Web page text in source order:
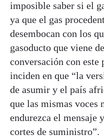
imposible saber si el
ya que el gas
desembocan con los
gasoducto que viene
conversación con este
inciden en que “la
de asumir y el país
que las mismas voces
endurezca el mensaje
cortes de suministro”.